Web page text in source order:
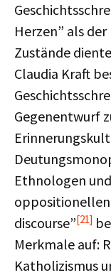
Herzen” als
Zustände
Claudia Kraft
Gegenentwurf
Ethnologen
oppositionellen
discourse”[21]
Merkmale auf:
Katholizismus